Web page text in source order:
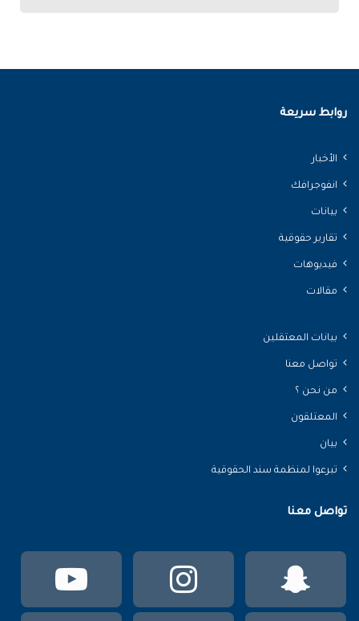
روابط سريعة
الأخبار
انفوجرافك
بيانات
تقارير حقوقية
فيديوهات
مقالات
بيانات المعتقلين
تواصل معنا
من نحن ؟
المعتلقون
بيان
تبرعوا لمنظمة سند الحقوقية
تواصل معنا
انستقرام
سناب